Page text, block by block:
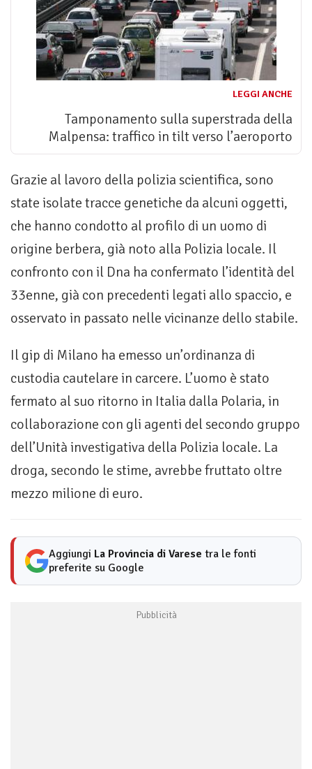
LEGGI ANCHE
Tamponamento sulla superstrada della
Malpensa: traffico in tilt verso l’aeroporto
Grazie al lavoro della polizia scientifica, sono
state isolate tracce genetiche da alcuni oggetti,
che hanno condotto al profilo di un uomo di
origine berbera, già noto alla Polizia locale. Il
confronto con il Dna ha confermato l’identità del
33enne, già con precedenti legati allo spaccio, e
osservato in passato nelle vicinanze dello stabile.
Il gip di Milano ha emesso un’ordinanza di
custodia cautelare in carcere. L’uomo è stato
fermato al suo ritorno in Italia dalla Polaria, in
collaborazione con gli agenti del secondo gruppo
dell’Unità investigativa della Polizia locale. La
droga, secondo le stime, avrebbe fruttato oltre
mezzo milione di euro.
Aggiungi La Provincia di Varese tra le fonti
preferite su Google